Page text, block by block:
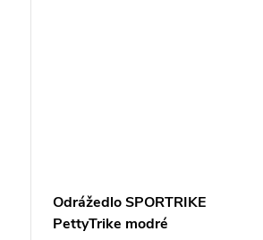
Odrážedlo SPORTRIKE
PettyTrike modré